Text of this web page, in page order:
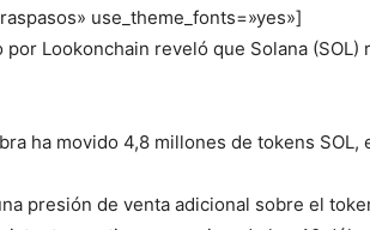
use_theme_fonts=»yes»]
Lookonchain reveló que Solana
ha movido 4,8 millones de tokens SOL,
presión de venta adicional sobre el